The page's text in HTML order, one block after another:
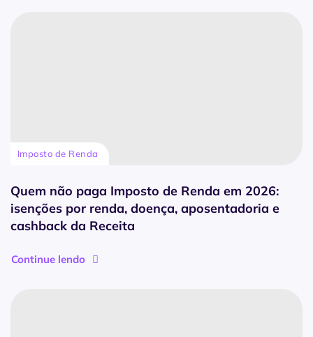
Imposto de Renda
Quem não paga Imposto de Renda em 2026:
isenções por renda, doença, aposentadoria e
cashback da Receita
Continue lendo